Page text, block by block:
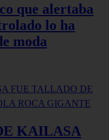
que alertaba
lo ha
moda
KAILASA